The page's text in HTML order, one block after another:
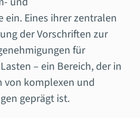
Eines ihrer zentralen
der Vorschriften zur
für
– ein Bereich, der in
von komplexen und
geprägt ist.